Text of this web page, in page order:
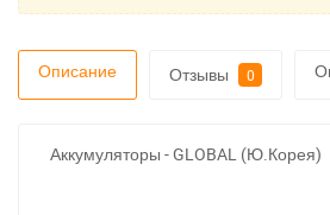
Описание Отзывы 0
Аккумуляторы - GLOBAL (Ю.Корея)